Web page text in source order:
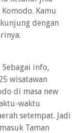
Kamu
dengan
info,
wisatawan
di masa new
waktu
setempat. Jadi
Taman